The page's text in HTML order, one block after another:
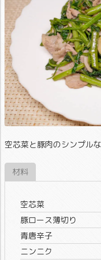
空芯菜と豚肉のシンプル
材料
空芯菜
豚ロース薄切り
青唐辛子
ニンニク